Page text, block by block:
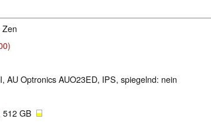
AU Optronics AUO23ED, IPS, spiegelnd: nein
512 GB